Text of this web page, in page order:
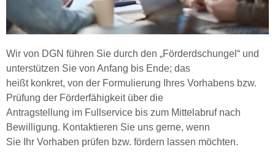
Wir von DGN führen Sie durch den „Förderdschungel“ und
unterstützen Sie von Anfang bis Ende; das
heißt konkret, von der Formulierung Ihres Vorhabens bzw.
Prüfung der Förderfähigkeit über die
Antragstellung im Fullservice bis zum Mittelabruf nach
Bewilligung. Kontaktieren Sie uns gerne, wenn
Sie Ihr Vorhaben prüfen bzw. fördern lassen möchten.